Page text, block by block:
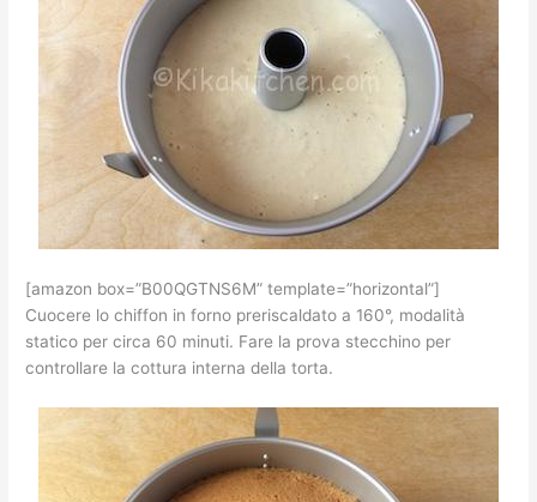
[amazon box=”B00QGTNS6M” template=”horizontal”]
Cuocere lo chiffon in forno preriscaldato a 160°, modalità
statico per circa 60 minuti. Fare la prova stecchino per
controllare la cottura interna della torta.